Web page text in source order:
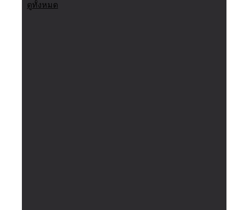
ดูทั้งหมด